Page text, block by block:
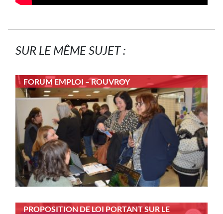
SUR LE MÊME SUJET :
FORUM EMPLOI – ROUVROY
PROPOSITION DE LOI PORTANT SUR LE